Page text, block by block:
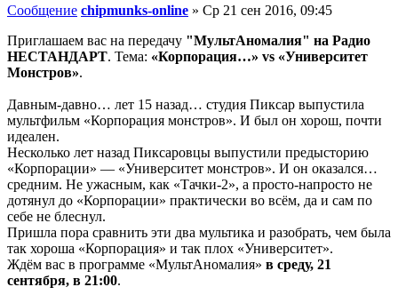
Сообщение chipmunks-online » Ср 21 сен 2016, 09:45
Приглашаем вас на передачу "МультАномалия" на Радио
НЕСТАНДАРТ. Тема: «Корпорация…» vs «Университет
Монстров».
Давным-давно… лет 15 назад… студия Пиксар выпустила
мультфильм «Корпорация монстров». И был он хорош, почти
идеален.
Несколько лет назад Пиксаровцы выпустили предысторию
«Корпорации» — «Университет монстров». И он оказался…
средним. Не ужасным, как «Тачки-2», а просто-напросто не
дотянул до «Корпорации» практически во всём, да и сам по
себе не блеснул.
Пришла пора сравнить эти два мультика и разобрать, чем была
так хороша «Корпорация» и так плох «Университет».
Ждём вас в программе «МультАномалия» в среду, 21
сентября, в 21:00.